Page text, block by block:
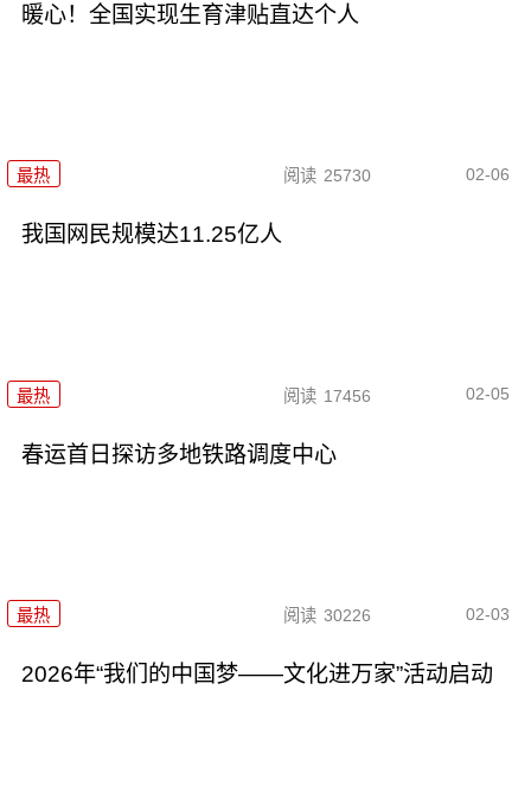
暖心！全国实现生育津贴直达个人
最热 阅读 25730 02-06
我国网民规模达11.25亿人
最热 阅读 17456 02-05
春运首日探访多地铁路调度中心
最热 阅读 30226 02-03
2026年“我们的中国梦——文化进万家”活动启动